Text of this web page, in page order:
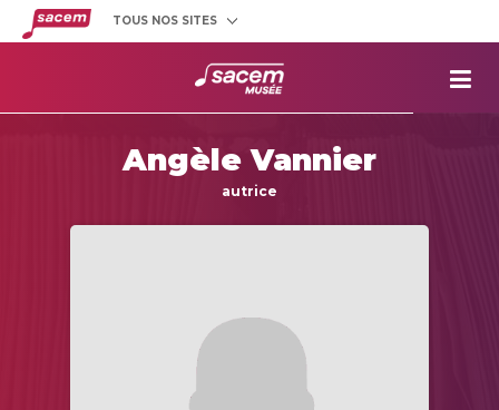
TOUS NOS SITES
Angèle Vannier
autrice